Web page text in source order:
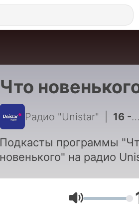
Что
Радио "Unistar" 16 - Что новенького
Подкасты программы
новенького" на радио
Lautstärke